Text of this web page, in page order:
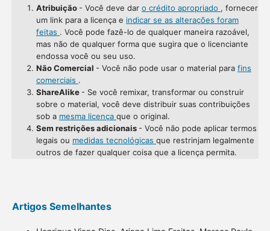
Atribuição - Você deve dar o crédito apropriado , fornecer
um link para a licença e indicar se as alterações foram
feitas . Você pode fazê-lo de qualquer maneira razoável,
mas não de qualquer forma que sugira que o licenciante
endossa você ou seu uso.
Não Comercial - Você não pode usar o material para fins
comerciais .
ShareAlike - Se você remixar, transformar ou construir
sobre o material, você deve distribuir suas contribuições
sob a mesma licença que o original.
Sem restrições adicionais - Você não pode aplicar termos
legais ou medidas tecnológicas que restrinjam legalmente
outros de fazer qualquer coisa que a licença permita.
Artigos Semelhantes